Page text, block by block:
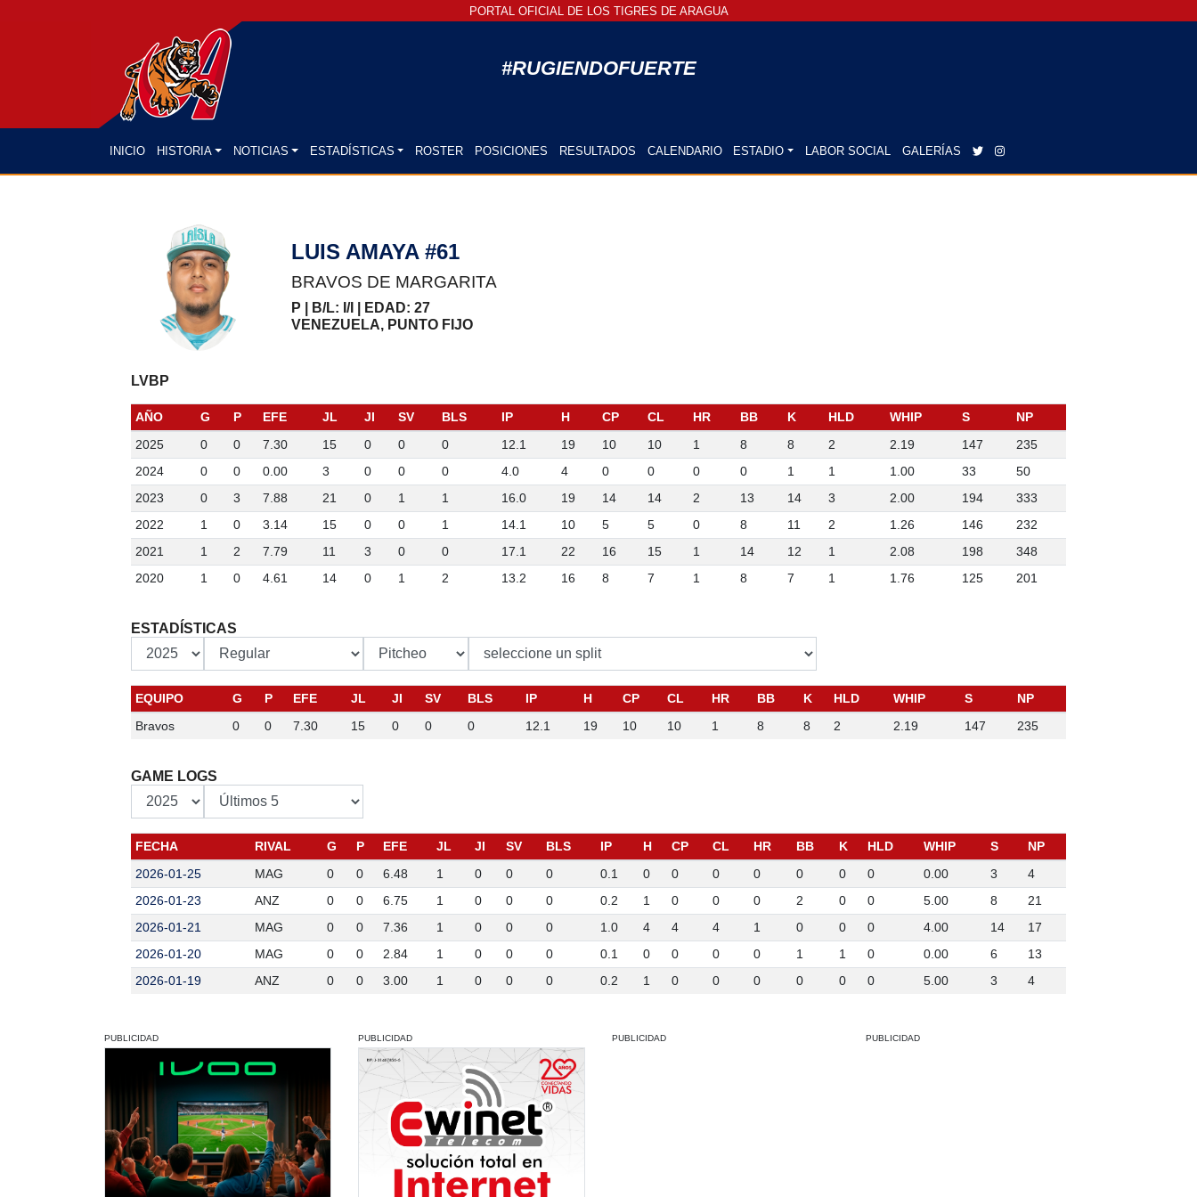
PORTAL OFICIAL DE LOS TIGRES DE ARAGUA
#RUGIENDOFUERTE
INICIO(CURRENT)
HISTORIA NOTICIAS ESTADÍSTICAS ROSTER POSICIONES RESULTADOS CALENDARIO ESTADIO LABOR SOCIAL GALERÍAS
LUIS AMAYA #61
BRAVOS DE MARGARITA
P | B/L: I/I | EDAD: 27
VENEZUELA, PUNTO FIJO
LVBP
AÑO G P EFE JL JI SV BLS IP H CP CL HR BB K HLD WHIP S
NP
2025
0 0 7.30 15 0 0 0 12.1 19 10 10 1 8 8 2 2.19 147
235
2024
0 0 0.00 3 0 0 0 4.0 4 0 0 0 0 1 1 1.00 33
50
2023
0 3 7.88 21 0 1 1 16.0 19 14 14 2 13 14 3 2.00 194
333
2022
1 0 3.14 15 0 0 1 14.1 10 5 5 0 8 11 2 1.26 146
232
2021
1 2 7.79 11 3 0 0 17.1 22 16 15 1 14 12 1 2.08 198
348
2020
1 0 4.61 14 0 1 2 13.2 16 8 7 1 8 7 1 1.76 125 201
ESTADÍSTICAS
EQUIPO G P EFE JL JI SV BLS IP H CP CL HR BB K HLD WHIP S
NP
Bravos
0 0 7.30 15 0 0 0 12.1 19 10 10 1 8 8 2 2.19 147 235
GAME LOGS
FECHA RIVAL G P EFE JL JI SV BLS IP H CP CL HR BB K HLD WHIP S
NP
2026-01-25
MAG 0 0 6.48 1 0 0 0 0.1 0 0 0 0 0 0 0 0.00 3
4
2026-01-23
ANZ 0 0 6.75 1 0 0 0 0.2 1 0 0 0 2 0 0 5.00 8
21
2026-01-21
MAG 0 0 7.36 1 0 0 0 1.0 4 4 4 1 0 0 0 4.00 14
17
2026-01-20
MAG 0 0 2.84 1 0 0 0 0.1 0 0 0 0 1 1 0 0.00 6
13
2026-01-19
ANZ 0 0 3.00 1 0 0 0 0.2 1 0 0 0 0 0 0 5.00 3 4
PUBLICIDAD PUBLICIDAD PUBLICIDAD PUBLICIDAD